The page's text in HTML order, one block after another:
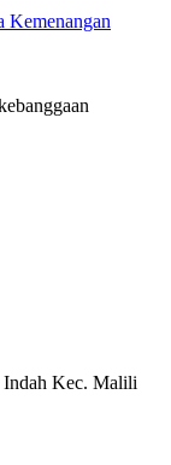
Kemenangan
Kec. Malili